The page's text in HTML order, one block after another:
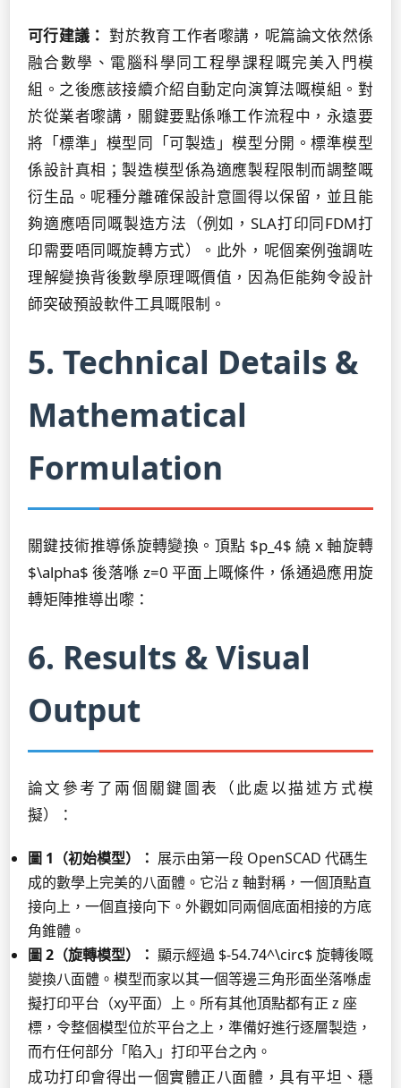
可行建議： 對於教育工作者嚟講，呢篇論文依然係
融合數學、電腦科學同工程學課程嘅完美入門模
組。之後應該接續介紹自動定向演算法嘅模組。對
於從業者嚟講，關鍵要點係喺工作流程中，永遠要
將「標準」模型同「可製造」模型分開。標準模型
係設計真相；製造模型係為適應製程限制而調整嘅
衍生品。呢種分離確保設計意圖得以保留，並且能
夠適應唔同嘅製造方法（例如，SLA打印同FDM打
印需要唔同嘅旋轉方式）。此外，呢個案例強調咗
理解變換背後數學原理嘅價值，因為佢能夠令設計
師突破預設軟件工具嘅限制。
5. Technical Details &
Mathematical
Formulation
關鍵技術推導係旋轉變換。頂點 $p_4$ 繞 x 軸旋轉
$\alpha$ 後落喺 z=0 平面上嘅條件，係通過應用旋
轉矩陣推導出嚟：
6. Results & Visual
Output
論文參考了兩個關鍵圖表（此處以描述方式模
擬）：
圖 1（初始模型）： 展示由第一段 OpenSCAD 代碼生
成的數學上完美的八面體。它沿 z 軸對稱，一個頂點直
接向上，一個直接向下。外觀如同兩個底面相接的方底
角錐體。
圖 2（旋轉模型）： 顯示經過 $-54.74^\circ$ 旋轉後嘅
變換八面體。模型而家以其一個等邊三角形面坐落喺虛
擬打印平台（xy平面）上。所有其他頂點都有正 z 座
標，令整個模型位於平台之上，準備好進行逐層製造，
而冇任何部分「陷入」打印平台之內。
成功打印會得出一個實體正八面體，具有平坦、穩